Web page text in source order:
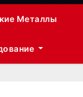
Металлы